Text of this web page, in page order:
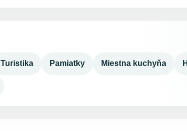
Turistika Pamiatky Miestna kuchyňa